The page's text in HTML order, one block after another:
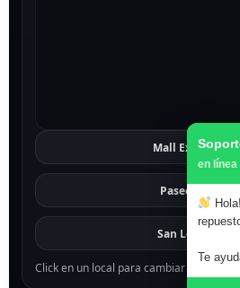
Mall Excelsior
Paseo 1811
San Lorenzo
Click en un local para cambiar el mapa.
Te